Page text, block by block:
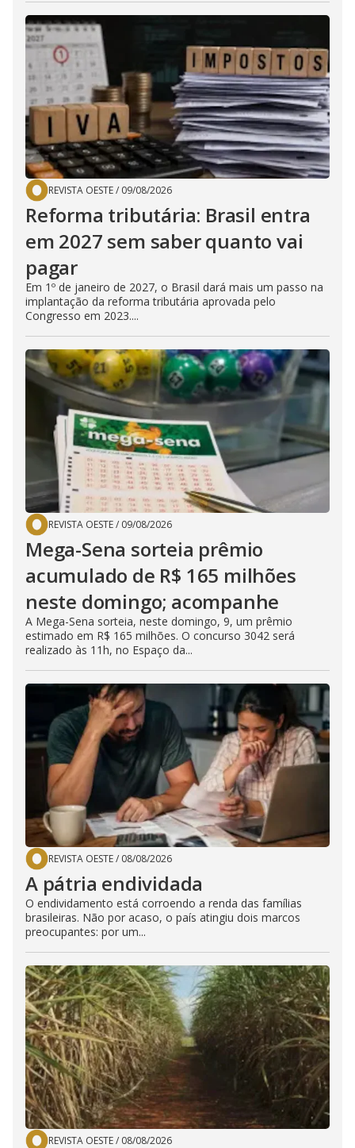
REVISTA OESTE/ 09/08/2026
Reforma tributária: Brasil entra
em 2027 sem saber quanto vai
pagar
Em 1º de janeiro de 2027, o Brasil dará mais um passo na
implantação da reforma tributária aprovada pelo
Congresso em 2023....
REVISTA OESTE/ 09/08/2026
Mega-Sena sorteia prêmio
acumulado de R$ 165 milhões
neste domingo; acompanhe
A Mega-Sena sorteia, neste domingo, 9, um prêmio
estimado em R$ 165 milhões. O concurso 3042 será
realizado às 11h, no Espaço da...
REVISTA OESTE/ 08/08/2026
A pátria endividada
O endividamento está corroendo a renda das famílias
brasileiras. Não por acaso, o país atingiu dois marcos
preocupantes: por um...
REVISTA OESTE/ 08/08/2026